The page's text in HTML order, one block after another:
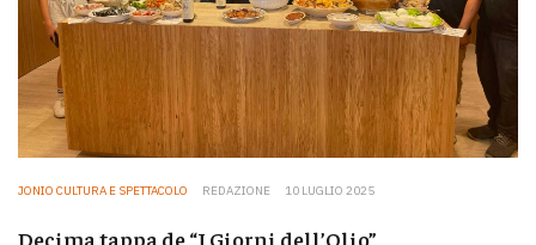
JONIO CULTURA E SPETTACOLO REDAZIONE 10 LUGLIO 2025
Decima tappa de “I Giorni dell’Olio”